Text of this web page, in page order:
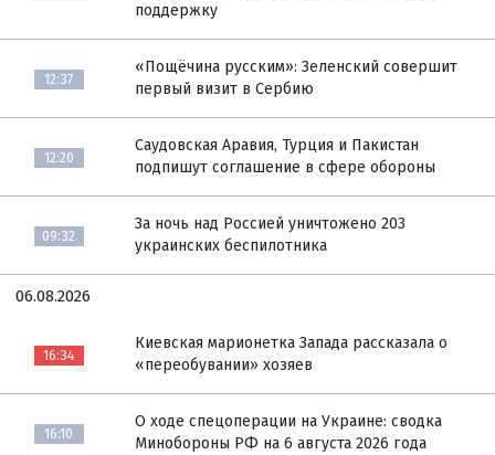
поддержку
12:37
«Пощёчина русским»: Зеленский совершит
первый визит в Сербию
12:20
Саудовская Аравия, Турция и Пакистан
подпишут соглашение в сфере обороны
09:32
За ночь над Россией уничтожено 203
украинских беспилотника
06.08.2026
16:34
Киевская марионетка Запада рассказала о
«переобувании» хозяев
16:10
О ходе спецоперации на Украине: сводка
Минобороны РФ на 6 августа 2026 года